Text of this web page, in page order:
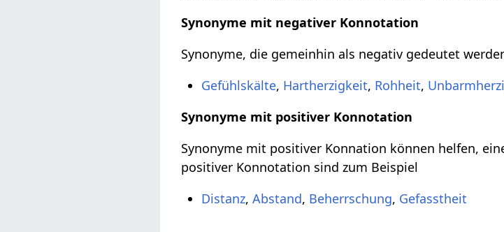
Synonyme mit negativer Konnotation
Synonyme, die gemeinhin als negativ gedeutet
Gefühlskälte, Hartherzigkeit, Rohheit,
Synonyme mit positiver Konnotation
Synonyme mit positiver Konnation können helfen,
positiver Konnotation sind zum Beispiel
Distanz,Abstand, Beherrschung, Gefasstheit